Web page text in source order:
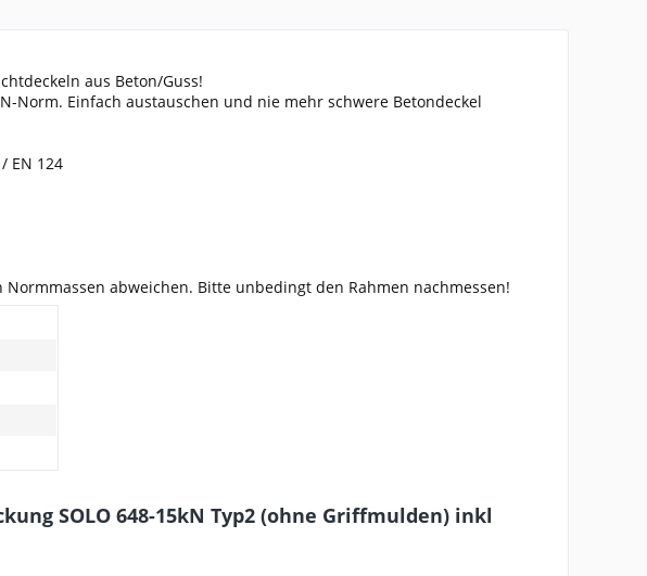
aus Beton/Guss!
Norm. Einfach austauschen und nie mehr schwere Betondeckel
EN 124
abweichen. Bitte unbedingt den Rahmen nachmessen!
SOLO 648-15kN Typ2 (ohne Griffmulden) inkl